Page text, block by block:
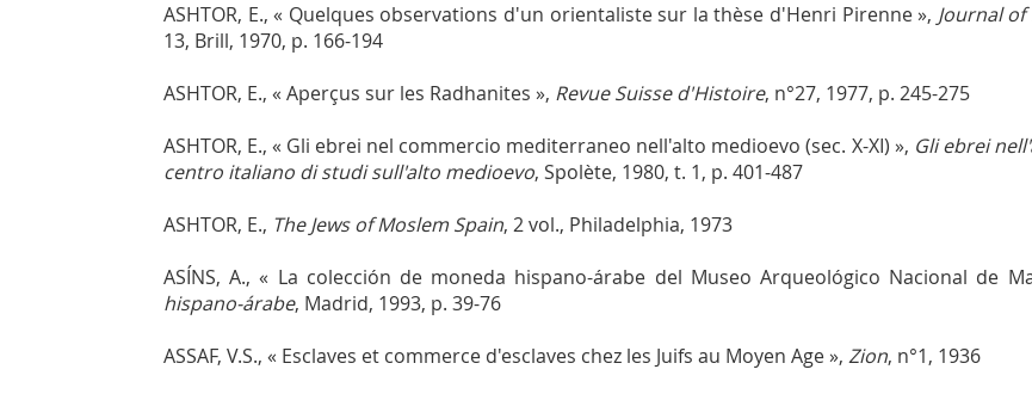
ASHTOR, E., « Quelques observations d'un orientaliste sur la thèse d'Henri Pirenne », Journal
13, Brill, 1970, p. 166-194
ASHTOR, E., « Aperçus sur les Radhanites », Revue Suisse d'Histoire, n°27, 1977, p. 245-275
ASHTOR, E., « Gli ebrei nel commercio mediterraneo nell'alto medioevo (sec. X-XI) », Gli ebrei
centro italiano di studi sull'alto medioevo, Spolète, 1980, t. 1, p. 401-487
ASHTOR, E., The Jews of Moslem Spain, 2 vol., Philadelphia, 1973
ASÍNS, A., « La colección de moneda hispano-árabe del Museo Arqueológico Nacional de
hispano-árabe, Madrid, 1993, p. 39-76
ASSAF, V.S., « Esclaves et commerce d'esclaves chez les Juifs au Moyen Age », Zion, n°1, 1936